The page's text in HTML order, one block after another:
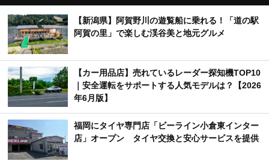
【新潟県】阿賀野川の遊覧船に乗れる！「道の駅
阿賀の里」で楽しむ渓谷美と地元グルメ
【カー用品店】売れているレーダー探知機TOP10
｜安全運転をサポートする人気モデルは？【2026
年6月版】
福岡にタイヤ専門店「ビーライン小倉東インター
店」オープン タイヤ交換と安心サービスを提供